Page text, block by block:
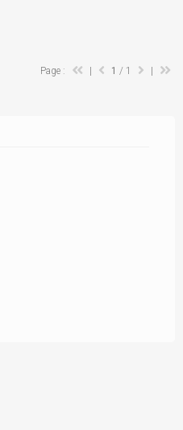
Page : 1 / 1